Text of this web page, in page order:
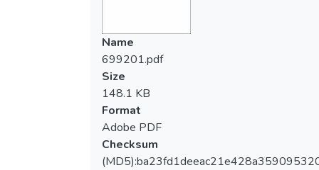
Name
699201.pdf
Size
148.1 KB
Format
Adobe PDF
Checksum